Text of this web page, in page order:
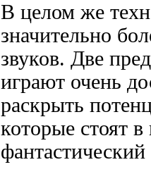
В целом же
значительно
звуков. Две
играют очень
раскрыть
которые стоят